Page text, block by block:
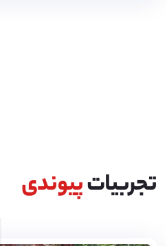
تجربیاتپیوندی